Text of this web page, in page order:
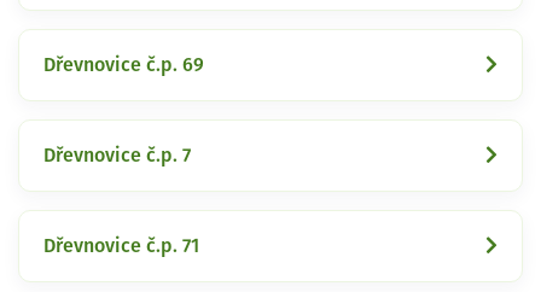
Dřevnovice č.p. 69
Dřevnovice č.p. 7
Dřevnovice č.p. 71